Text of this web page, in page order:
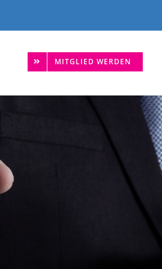
MITGLIED WERDEN